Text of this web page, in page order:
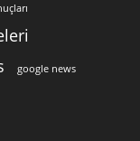
google news